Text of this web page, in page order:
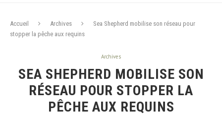
Accueil Archives
Sea Shepherd mobilise son réseau pour
stopper la pêche aux requins
Archives
SEA SHEPHERD MOBILISE SON
RÉSEAU POUR STOPPER LA
PÊCHE AUX REQUINS